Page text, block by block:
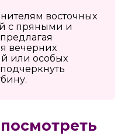
восточных
с пряными и
вечерних
или особых